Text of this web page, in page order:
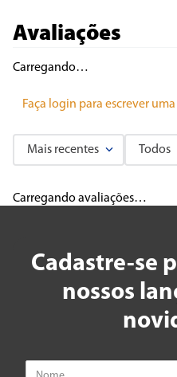
Avaliações
Carregando…
Faça login para escrever
Mais recentes Todos
Carregando avaliações…
Cadastre-se
nossos